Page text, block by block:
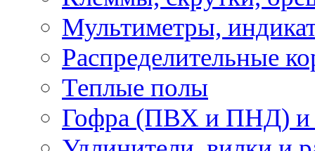
Мультиметры,
Распределительные
Теплые полы
Гофра (ПВХ и ПНД) и